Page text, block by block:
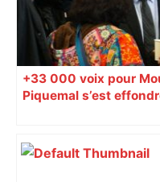
+33 000 voix pour
Piquemal s’est